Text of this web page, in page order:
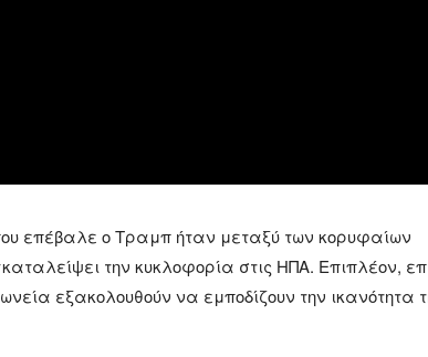
επέβαλε ο Τραμπ ήταν μεταξύ των κορυφαίων
την κυκλοφορία στις ΗΠΑ. Επιπλέον,
εξακολουθούν να εμποδίζουν την ικανότητα